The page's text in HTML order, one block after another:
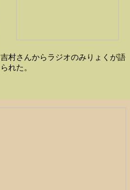
吉村さんからラジオのみりょくが語
られた。